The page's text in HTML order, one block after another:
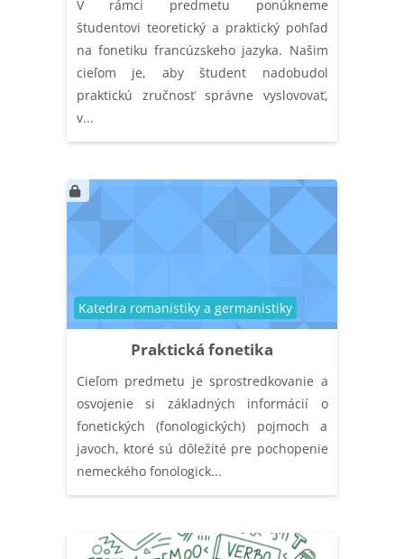
V rámci predmetu ponúkneme
študentovi teoretický a praktický pohľad
na fonetiku francúzskeho jazyka. Našim
cieľom je, aby študent nadobudol
praktickú zručnosť správne vyslovovať,
v...
Praktická fonetika
Kategória kurzu
Katedra romanistiky a germanistiky
Cieľom predmetu je sprostredkovanie a
osvojenie si základných informácií o
fonetických (fonologických) pojmoch a
javoch, ktoré sú dôležité pre pochopenie
nemeckého fonologick...